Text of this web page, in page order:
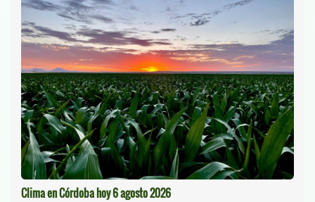
Clima en Córdoba hoy 6 agosto 2026